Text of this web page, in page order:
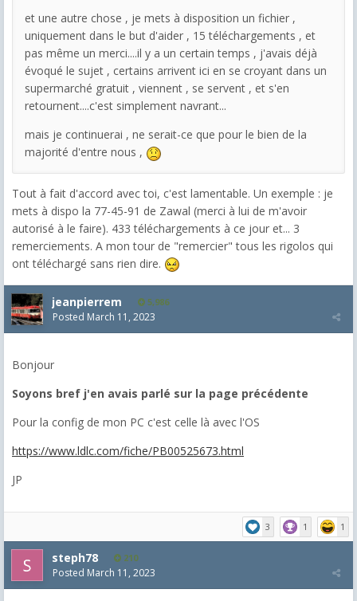
et une autre chose , je mets à disposition un fichier ,
uniquement dans le but d'aider , 15 téléchargements , et
pas même un merci....il y a un certain temps , j'avais déjà
évoqué le sujet , certains arrivent ici en se croyant dans un
supermarché gratuit , viennent , se servent , et s'en
retournent....c'est simplement navrant...
mais je continuerai , ne serait-ce que pour le bien de la
majorité d'entre nous ,
Tout à fait d'accord avec toi, c'est lamentable. Un exemple : je
mets à dispo la 77-45-91 de Zawal (merci à lui de m'avoir
autorisé à le faire). 433 téléchargements à ce jour et... 3
remerciements. A mon tour de "remercier" tous les rigolos qui
ont téléchargé sans rien dire.
jeanpierrem 5,986
Posted March 11, 2023
Bonjour
Soyons bref j'en avais parlé sur la page précédente
Pour la config de mon PC c'est celle là avec l'OS
https://www.ldlc.com/fiche/PB00525673.html
JP
3 1 1
steph78 210
Posted March 11, 2023